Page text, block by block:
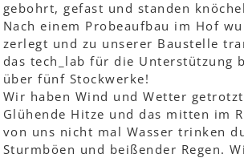
gebohrt, gefast und standen
Nach einem Probeaufbau im Hof
zerlegt und zu unserer Baustelle
das tech_lab für die Unterstützung
über fünf Stockwerke!
Wir haben Wind und Wetter
Glühende Hitze und das mitten im
von uns nicht mal Wasser trinken
Sturmböen und beißender Regen.